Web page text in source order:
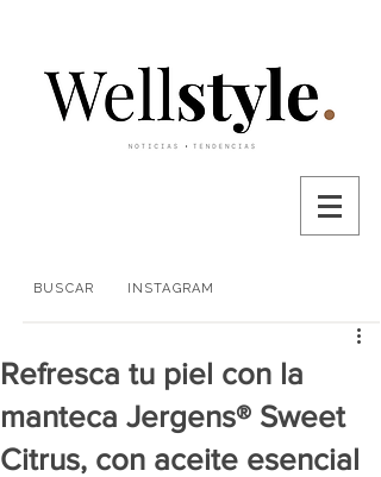
BUSCAR INSTAGRAM
Refresca tu piel con la
manteca Jergens® Sweet
Citrus, con aceite esencial